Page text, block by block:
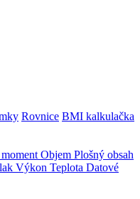
Rovnice BMI kalkulačka
Objem Plošný obsah
Výkon Teplota Datové